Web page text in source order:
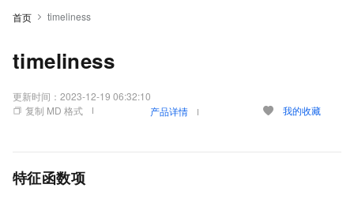
首页 timeliness
timeliness
更新时间： 2023-12-19 06:32:10
复制 MD 格式
产品详情 我的收藏
特征函数项